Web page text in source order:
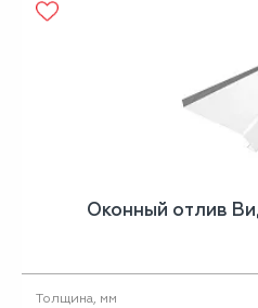
Оконный отлив
Толщина, мм